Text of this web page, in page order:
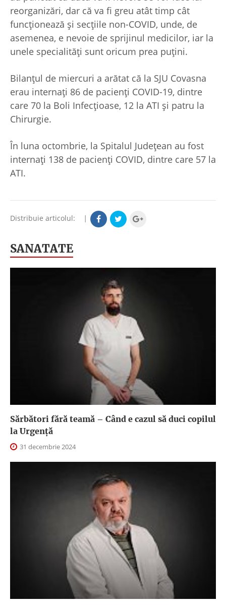
reorganizări, dar că va fi greu atât timp cât
funcționează și secțiile non-COVID, unde, de
asemenea, e nevoie de sprijinul medicilor, iar la
unele specialități sunt oricum prea puțini.
Bilanțul de miercuri a arătat că la SJU Covasna
erau internați 86 de pacienți COVID-19, dintre
care 70 la Boli Infecțioase, 12 la ATI și patru la
Chirurgie.
În luna octombrie, la Spitalul Județean au fost
internați 138 de pacienți COVID, dintre care 57 la
ATI.
Distribuie articolul: |
SANATATE
Sărbători fără teamă – Când e cazul să duci copilul
la Urgență
31 decembrie 2024